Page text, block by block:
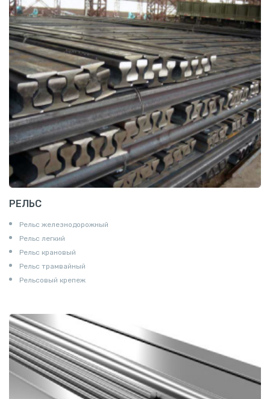
РЕЛЬС
Рельс железнодорожный
Рельс легкий
Рельс крановый
Рельс трамвайный
Рельсовый крепеж